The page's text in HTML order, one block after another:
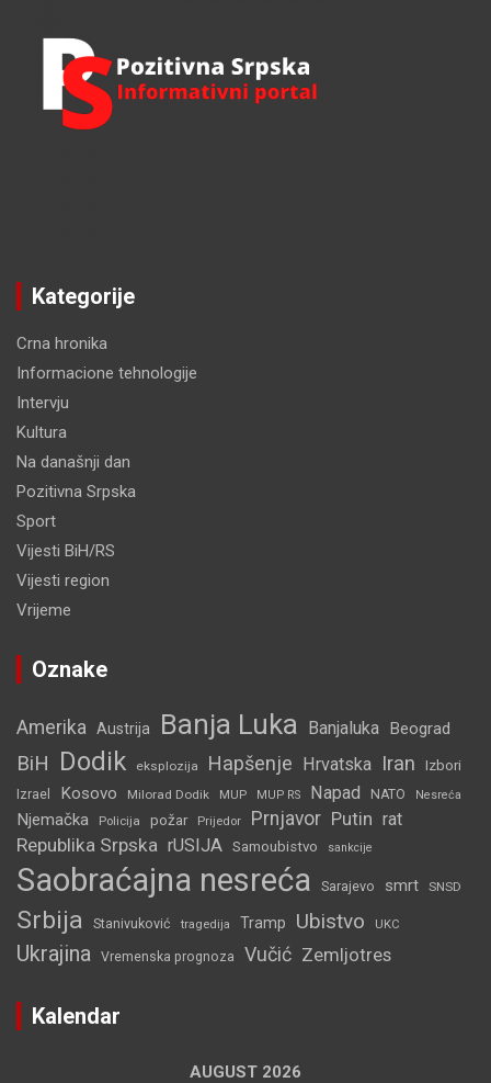
Kategorije
Crna hronika
Informacione tehnologije
Intervju
Kultura
Na današnji dan
Pozitivna Srpska
Sport
Vijesti BiH/RS
Vijesti region
Vrijeme
Oznake
Amerika Austrija Banja Luka Banjaluka Beograd
BiH Dodik eksplozija Hapšenje Hrvatska Iran Izbori
Izrael Kosovo Milorad Dodik MUP MUP RS Napad NATO Nesreća
Njemačka Policija požar Prijedor Prnjavor Putin rat
Republika Srpska rUSIJA Samoubistvo sankcije
Saobraćajna nesreća Sarajevo smrt SNSD
Srbija Stanivuković tragedija Tramp Ubistvo UKC
Ukrajina Vremenska prognoza Vučić Zemljotres
Kalendar
AUGUST 2026